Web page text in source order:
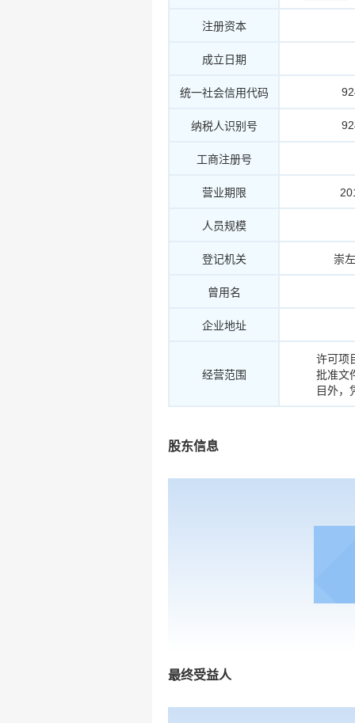
注册资本
成立日期
统一社会信用代码
纳税人识别号
工商注册号
营业期限
人员规模
登记机关 崇
曾用名
企业地址
经营范围
许可项
批准文
目外，
股东信息
最终受益人